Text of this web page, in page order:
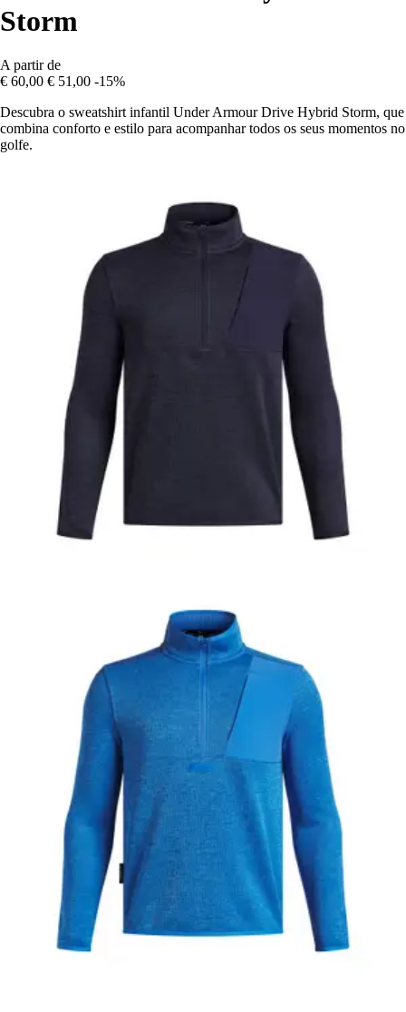
Storm
A partir de
€ 60,00 € 51,00 -15%
Descubra o sweatshirt infantil Under Armour Drive Hybrid Storm, que
combina conforto e estilo para acompanhar todos os seus momentos no
golfe.